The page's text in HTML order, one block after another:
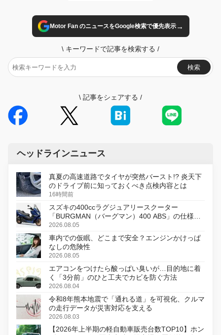
Motor Fan のニュースをGoogle検索で優先表示→
\ キーワードで記事を検索する /
検索
\ 記事をシェアする /
ヘッドラインニュース
真夏の高速道路でタイヤが突然バースト!? 炎天下
のドライブ前に知っておくべき点検内容とは
16時間前
スズキの400ccラグジュアリースクーター
「BURGMAN（バーグマン）400 ABS」の仕様を
変更し、8月18日に発売
2026.08.05
車内での仮眠、どこまで安全？エンジンかけっぱ
なしの危険性
2026.08.05
エアコンをつけたら酸っぱい臭いが…目的地に着
く「3分前」のひと工夫でカビを防ぐ方法
2026.08.04
令和8年熊本地震で「通れる道」を可視化、クルマ
の走行データが災害対応を支える
2026.08.03
【2026年上半期の軽自動車販売台数TOP10】ホン